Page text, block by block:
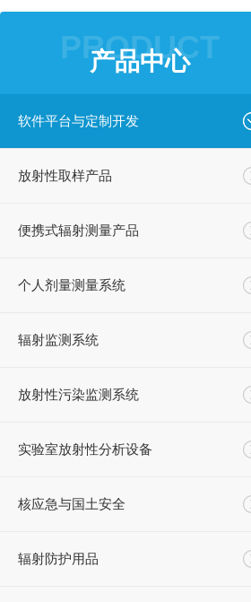
PRODUCT
产品中心
软件平台与定制开发
放射性取样产品
便携式辐射测量产品
个人剂量测量系统
辐射监测系统
放射性污染监测系统
实验室放射性分析设备
核应急与国土安全
辐射防护用品